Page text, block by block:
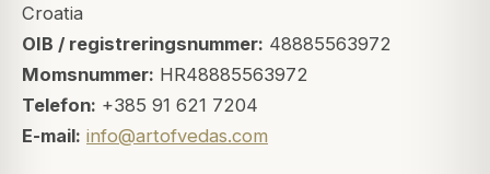
Croatia
OIB / registreringsnummer: 48885563972
Momsnummer: HR48885563972
Telefon: +385 91 621 7204
E-mail: info@artofvedas.com